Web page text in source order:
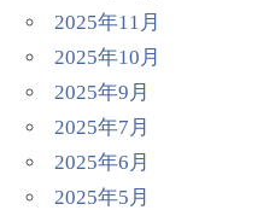
2025年11月
2025年10月
2025年9月
2025年7月
2025年6月
2025年5月